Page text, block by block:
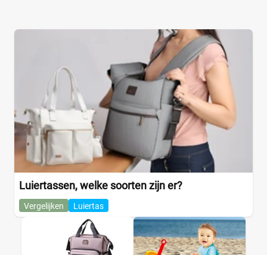
Luiertassen, welke soorten zijn er?
Vergelijken Luiertas